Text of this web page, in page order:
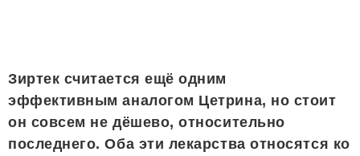
Зиртек считается ещё одним
эффективным аналогом Цетрина, но стоит
он совсем не дёшево, относительно
последнего. Оба эти лекарства относятся ко